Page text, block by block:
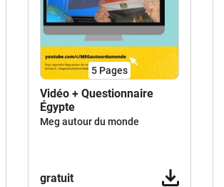
5 Pages
Vidéo + Questionnaire
Égypte
Meg autour du monde
gratuit